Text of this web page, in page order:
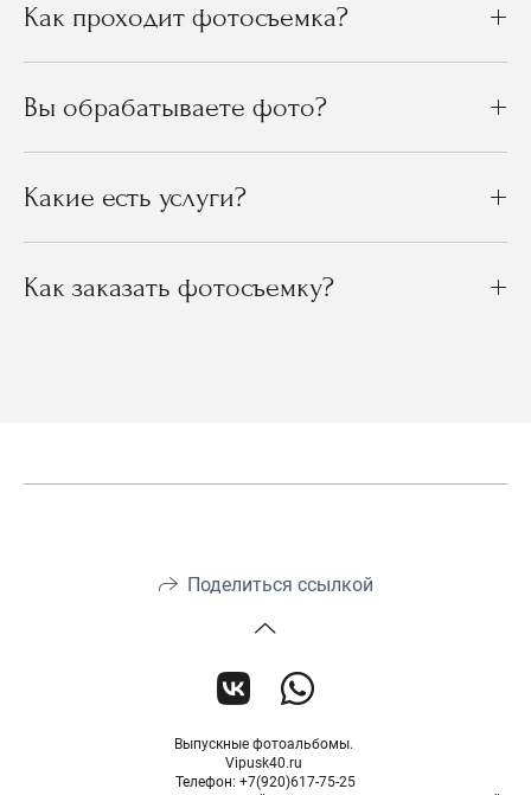
Как проходит фотосъемка?
Вы обрабатываете фото?
Какие есть услуги?
Как заказать фотосъемку?
Поделиться ссылкой
Выпускные фотоальбомы.
Vipusk40.ru
Телефон: +7(920)617-75-25